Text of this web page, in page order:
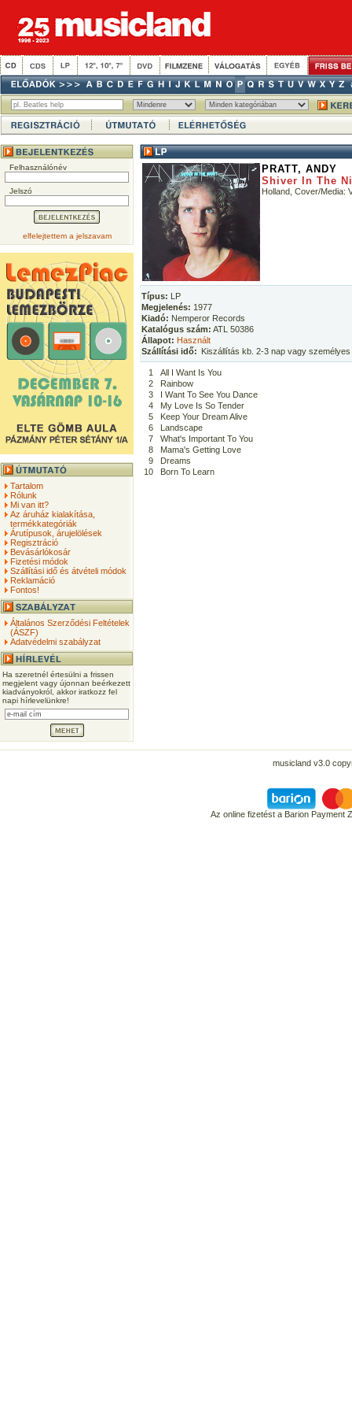
Felhasználónév
Jelszó
elfelejtettem a jelszavam
Tartalom
Rólunk
Mi van itt?
Az áruház kialakítása,
termékkategóriák
Árutípusok, árujelölések
Regisztráció
Bevásárlókosár
Fizetési módok
Szállítási idő és átvételi módok
Reklamáció
Fontos!
Általános Szerződési Feltételek
(ÁSZF)
Adatvédelmi szabályzat
Ha szeretnél értesülni a frissen
megjelent vagy újonnan beérkezett
kiadványokról, akkor iratkozz fel
napi hírlevelünkre!
PRATT, ANDY
Shiver In The
Holland, Cover/Media:
Típus: LP
Megjelenés: 1977
Kiadó: Nemperor Records
Katalógus szám: ATL 50386
Állapot: Használt
Szállítási idő: Kiszállítás kb. 2-3 nap vagy
1
All I Want Is You
2
Rainbow
3
I Want To See You Dance
4
My Love Is So Tender
5
Keep Your Dream Alive
6
Landscape
7
What's Important To You
8
Mama's Getting Love
9
Dreams
10
Born To Learn
musicland v3.0
Az online fizetést a Barion Payment